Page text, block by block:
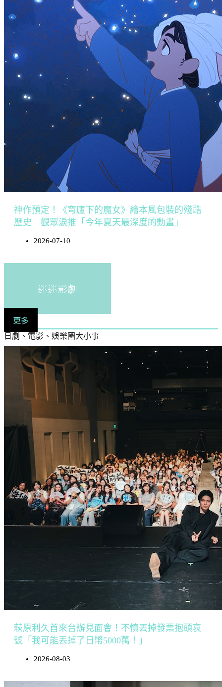
神作預定！《穹廬下的魔女》繪本風包裝的殘酷
歷史 觀眾淚推「今年夏天最深度的動畫」
2026-07-10
迷迷影劇
更多
日劇、電影、娛樂圈大小事
萩原利久首來台辦見面會！不慎丟掉發票抱頭哀
號「我可能丟掉了日幣5000萬！」
2026-08-03